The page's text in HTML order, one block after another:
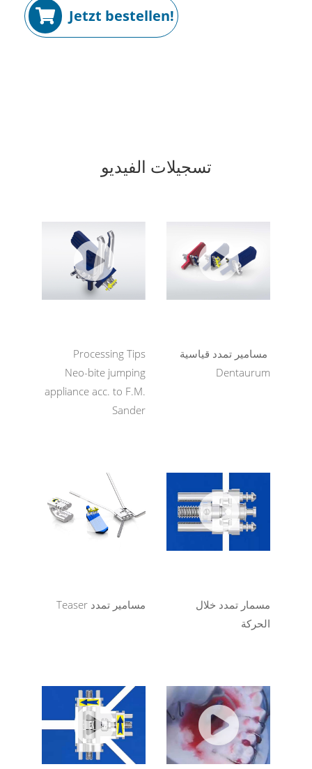
Jetzt bestellen!
تسجيلات الفيديو
Processing Tips
Neo-bite jumping
appliance acc. to F.M.
Sander
مسامير تمدد قياسية
Dentaurum
مسامير تمدد Teaser
مسمار تمدد خلال
الحركة